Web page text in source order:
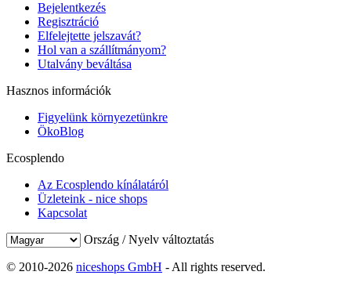
Bejelentkezés
Regisztráció
Elfelejtette jelszavát?
Hol van a szállítmányom?
Utalvány beváltása
Hasznos információk
Figyelünk környezetünkre
ÖkoBlog
Ecosplendo
Az Ecosplendo kínálatáról
Üzleteink - nice shops
Kapcsolat
Ország / Nyelv változtatás
© 2010-2026 niceshops GmbH - All rights reserved.